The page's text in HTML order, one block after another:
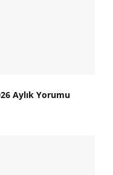
Aylık Yorumu